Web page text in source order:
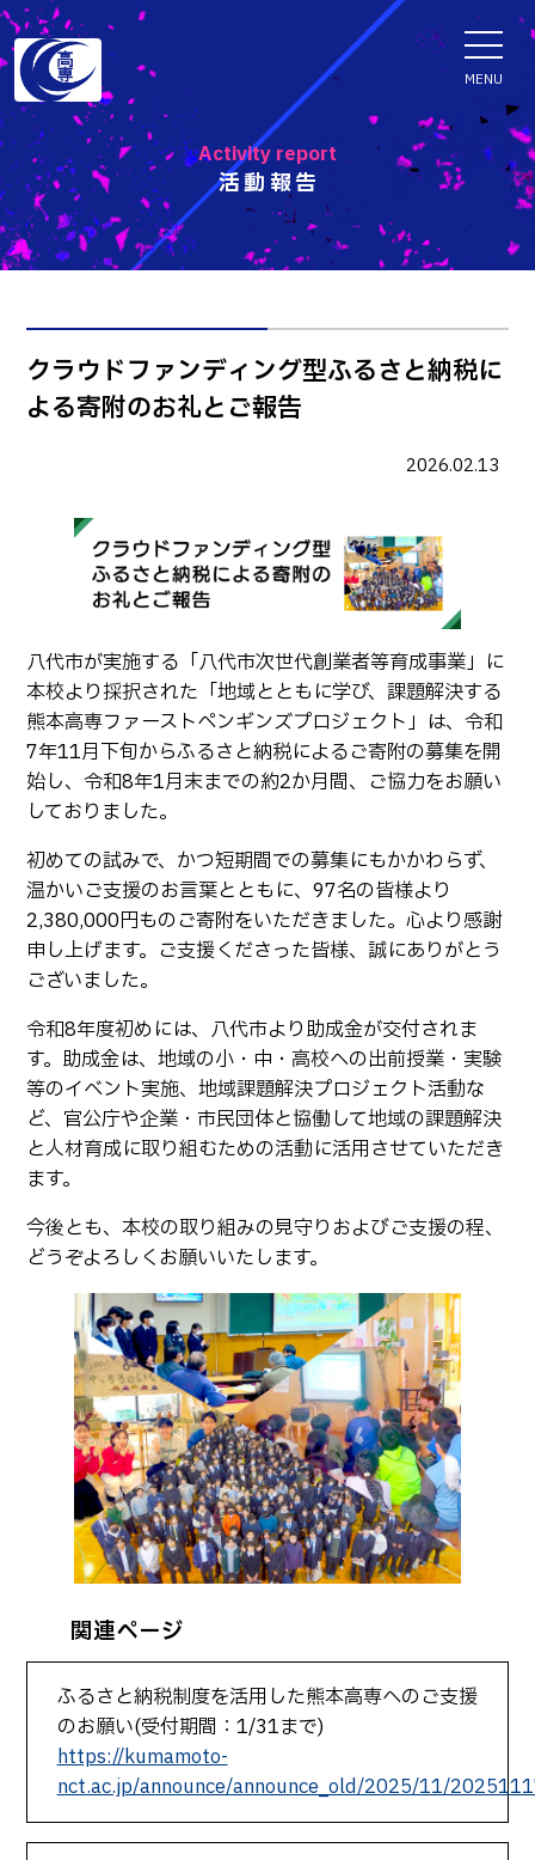
活動報告
Activity report
クラウドファンディング型ふるさと納税に
よる寄附のお礼とご報告
2026.02.13
八代市が実施する「八代市次世代創業者等育成事業」に
本校より採択された「地域とともに学び、課題解決する
熊本高専ファーストペンギンズプロジェクト」は、令和
7年11月下旬からふるさと納税によるご寄附の募集を開
始し、令和8年1月末までの約2か月間、ご協力をお願い
しておりました。
初めての試みで、かつ短期間での募集にもかかわらず、
温かいご支援のお言葉とともに、97名の皆様より
2,380,000円ものご寄附をいただきました。心より感謝
申し上げます。ご支援くださった皆様、誠にありがとう
ございました。
令和8年度初めには、八代市より助成金が交付されま
す。助成金は、地域の小・中・高校への出前授業・実験
等のイベント実施、地域課題解決プロジェクト活動な
ど、官公庁や企業・市民団体と協働して地域の課題解決
と人材育成に取り組むための活動に活用させていただき
ます。
今後とも、本校の取り組みの見守りおよびご支援の程、
どうぞよろしくお願いいたします。
関連ページ
ふるさと納税制度を活用した熊本高専へのご支援
のお願い(受付期間：1/31まで)
https://kumamoto-
nct.ac.jp/announce/announce_old/2025/11/
MENU
ENGLISH
学科・専攻科
電子情報学系学科
知能制御情報工学科
情報工学科
融合・複合工学系学科
生物化学システム工学科
基幹教育科
電子情報システム工学専攻
生産システム工学専攻
入試情報
入試速報
Webオープンキャンパス
オープンキャンパス等
入学料および授業料
受験生向け 熊本高専 Q&A
熊本高専が運用するWebサイト・SNS・動画チャネ
ル等
学校概要
交通アクセス
パンフレット・紹介動画
産学官連携・地域連携
国際交流
受賞等
活動報告
ご寄付・ネーミングライ
ツ等
図書館
アントレプレナーシップ
公開情報
その他
転職・Uターン就職
在校生・保護者の方へ
卒業生の方へ
教職員向け